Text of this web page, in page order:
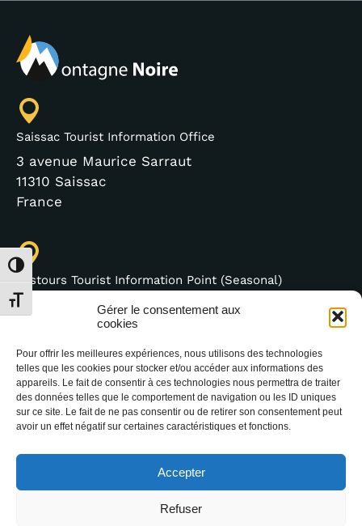
Gérer le consentement aux
cookies
Pour offrir les meilleures expériences, nous utilisons des technologies
telles que les cookies pour stocker et/ou accéder aux informations des
appareils. Le fait de consentir à ces technologies nous permettra de traiter
des données telles que le comportement de navigation ou les ID uniques
sur ce site. Le fait de ne pas consentir ou de retirer son consentement peut
avoir un effet négatif sur certaines caractéristiques et fonctions.
Accepter
Refuser
Toggle High Contrast
Toggle Font size
Saissac Tourist Information Office
3 avenue Maurice Sarraut
11310 Saissac
France
Lastours Tourist Information Point (Seasonal)
4 moulin bas,
11600 Lastours
(+33) 4 68 76 64 90